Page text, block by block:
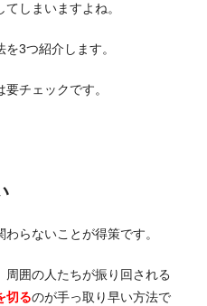
しまいますよね。
3つ紹介します。
チェックです。
らないことが得策です。
周囲の人たちが振り回される
切るのが手っ取り早い方法で